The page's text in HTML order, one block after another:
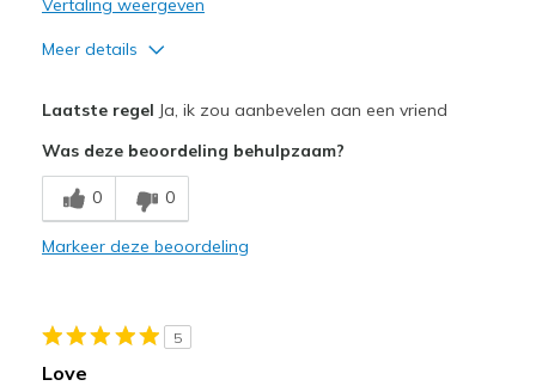
Vertaling weergeven
Meer details
Breathe Well
Comfortable
Beste toepassingen
Laatste regel Ja, ik zou aanbevelen aan een vriend
Was deze beoordeling behulpzaam?
0 0
Markeer deze beoordeling
5
Love